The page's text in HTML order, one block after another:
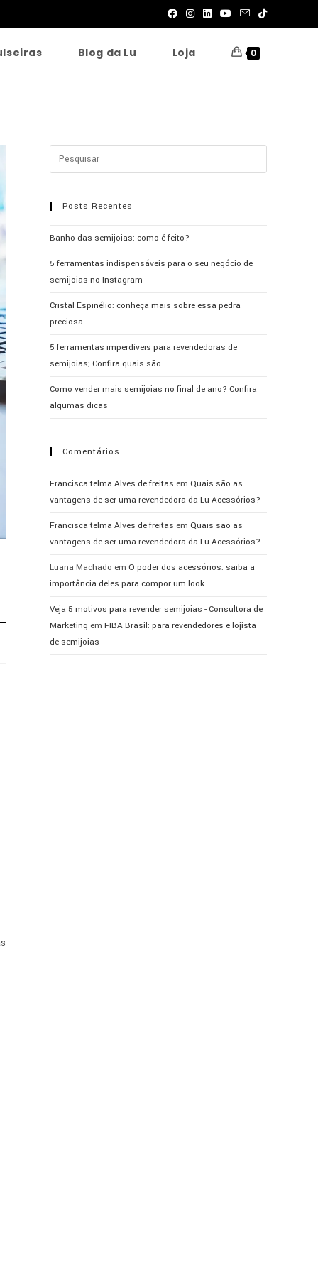
Blog da Lu Loja 0
Posts Recentes
Banho das semijoias: como é feito?
5 ferramentas indispensáveis para o seu negócio de
semijoias no Instagram
Cristal Espinélio: conheça mais sobre essa pedra
preciosa
5 ferramentas imperdíveis para revendedoras de
semijoias; Confira quais são
Como vender mais semijoias no final de ano? Confira
algumas dicas
Comentários
Francisca telma Alves de freitas em Quais são as
vantagens de ser uma revendedora da Lu Acessórios?
Francisca telma Alves de freitas em Quais são as
vantagens de ser uma revendedora da Lu Acessórios?
Luana Machado em O poder dos acessórios: saiba a
importância deles para compor um look
Veja 5 motivos para revender semijoias - Consultora de
Marketing em FIBA Brasil: para revendedores e lojista
de semijoias